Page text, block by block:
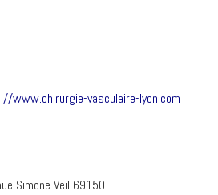
www.chirurgie-vasculaire-lyon.com
Simone Veil 69150